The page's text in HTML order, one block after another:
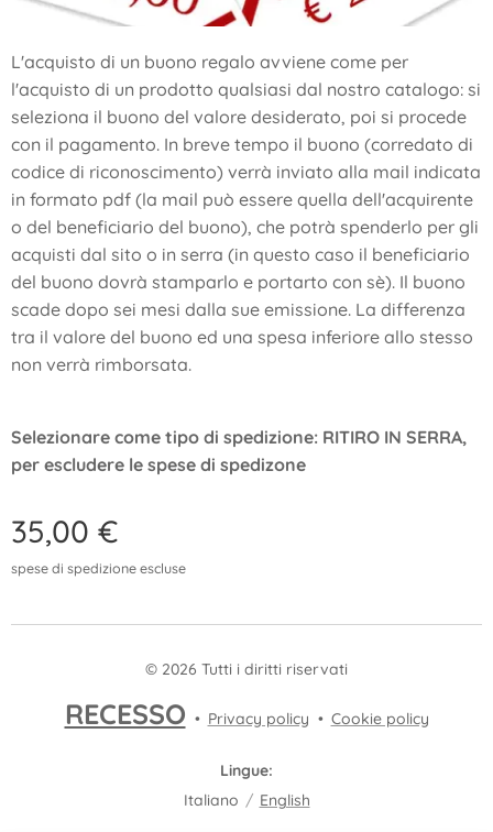
L'acquisto di un buono regalo avviene come per
l'acquisto di un prodotto qualsiasi dal nostro catalogo: si
seleziona il buono del valore desiderato, poi si procede
con il pagamento. In breve tempo il buono (corredato di
codice di riconoscimento) verrà inviato alla mail indicata
in formato pdf (la mail può essere quella dell'acquirente
o del beneficiario del buono), che potrà spenderlo per gli
acquisti dal sito o in serra (in questo caso il beneficiario
del buono dovrà stamparlo e portarto con sè). Il buono
scade dopo sei mesi dalla sue emissione. La differenza
tra il valore del buono ed una spesa inferiore allo stesso
non verrà rimborsata.
Selezionare come tipo di spedizione: RITIRO IN SERRA,
per escludere le spese di spedizone
35,00 €
spese di spedizione escluse
© 2026 Tutti i diritti riservati
RECESSO Privacy policy Cookie policy
Lingue
Italiano
English